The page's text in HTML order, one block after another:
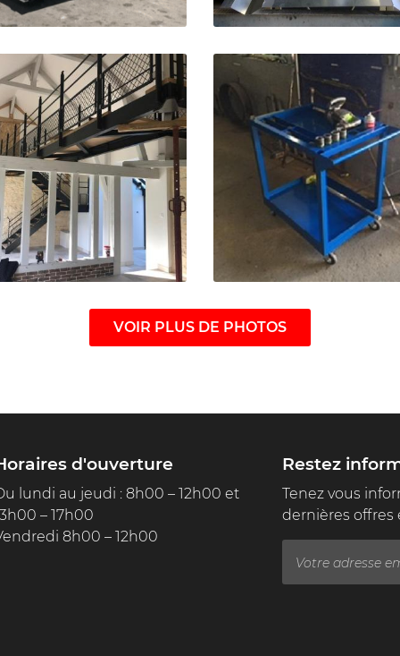

Agrandir la photo

Agrandir la
Agrandir la photo Agrandir la
VOIR PLUS DE PHOTOS
d'ouverture
lundi au jeudi : 8h00 – 12h00 et
– 17h00
8h00 – 12h00
Restez
Tenez vous
dernières offres